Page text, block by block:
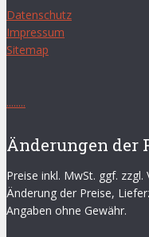
Datenschutz
Impressum
Sitemap
........
Änderungen der
Preise inkl. MwSt. ggf.
Änderung der Preise,
Angaben ohne Gewähr.